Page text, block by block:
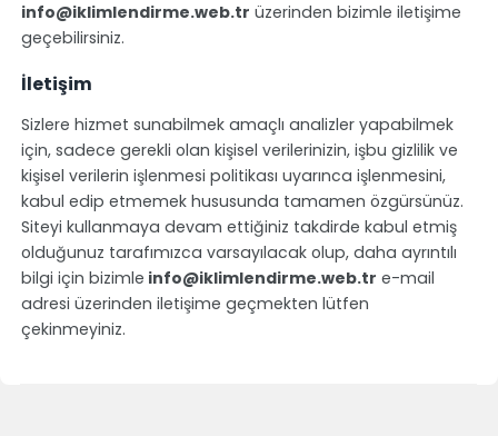
info@iklimlendirme.web.tr üzerinden bizimle iletişime
geçebilirsiniz.
İletişim
Sizlere hizmet sunabilmek amaçlı analizler yapabilmek
için, sadece gerekli olan kişisel verilerinizin, işbu gizlilik ve
kişisel verilerin işlenmesi politikası uyarınca işlenmesini,
kabul edip etmemek hususunda tamamen özgürsünüz.
Siteyi kullanmaya devam ettiğiniz takdirde kabul etmiş
olduğunuz tarafımızca varsayılacak olup, daha ayrıntılı
bilgi için bizimle info@iklimlendirme.web.tr e-mail
adresi üzerinden iletişime geçmekten lütfen
çekinmeyiniz.